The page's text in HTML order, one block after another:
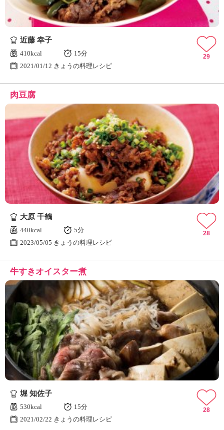
近藤 幸子
410kcal
15分
2021/01/12 きょうの料理レシピ
29
肉豆腐
大原 千鶴
440kcal
5分
2023/05/05 きょうの料理レシピ
28
牛すきオイスター煮
堀 知佐子
530kcal
15分
2021/02/22 きょうの料理レシピ
28